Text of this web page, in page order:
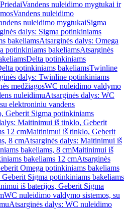
Vandens nuleidimo mygtukai ir
Vandens nuleidimo
nuleidimo mygtukaiSigma
dalys: Sigma potinkiniams
bakeliamsAtsarginės dalys: Omega
potinkiniams bakeliamsAtsarginės
Delta potinkiniams
potinkiniams bakeliamsTwinline
dalys: Twinline potinkiniams
medžiagosWC nuleidimo valdymo
nuleidimuAtsarginės dalys: WC
elektroniniu vandens
Geberit Sigma potinkiniams
Maitinimui iš tinklo, Geberit
12 cmMaitinimui iš tinklo, Geberit
8 cmAtsarginės dalys: Maitinimui iš
bakeliams, 8 cmMaitinimui iš
bakeliams 12 cmAtsarginės
Omega potinkiniams bakeliams
Sigma potinkiniams bakeliams
iš baterijos, Geberit Sigma
WC nuleidimo valdymo sistemos, su
Atsarginės dalys: WC nuleidimo